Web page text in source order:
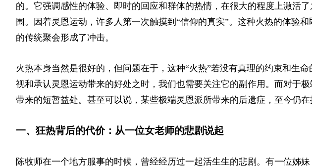
的。它强调感性的体验、即时的回应和群体的热情，在很大的程度上激活
围。因着灵恩运动，许多人第一次触摸到“信仰的真实”。这种火热的体验
的传统聚会形成了冲击。
火热本身当然是很好的，但问题在于，这种“火热”若没有真理的约束和生
视和承认灵恩运动带来的好处之时，我们也需要关注它的副作用。而对于
带来的短暂益处。甚至可以说，某些极端灵恩派所带来的后遗症，至今仍在
一、狂热背后的代价：从一位女老师的悲剧说起
陈牧师在一个地方服事的时候，曾经经历过一起活生生的悲剧。有一位姊